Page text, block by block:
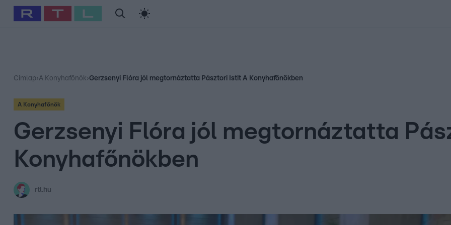
Babits Marcella Szellő István Most Wanted
Címlap›A Konyhafőnök›Gerzsenyi Flóra jól megtornáztatta Pásztori Istit A Konyhafőnökben
A Konyhafőnök
Gerzsenyi Flóra jól megtornáztatta
Konyhafőnökben
rtl.hu